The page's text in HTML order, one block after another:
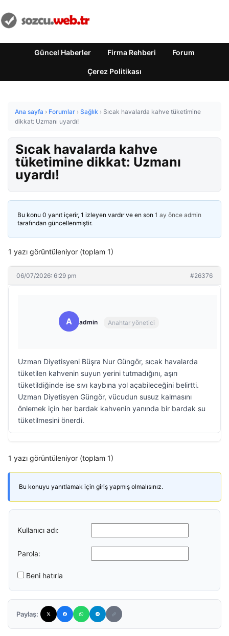
Güncel Haberler Firma Rehberi Forum
Çerez Politikası
Ana sayfa › Forumlar › Sağlık › Sıcak havalarda kahve tüketimine
dikkat: Uzmanı uyardı!
Sıcak havalarda kahve
tüketimine dikkat: Uzmanı
uyardı!
Bu konu 0 yanıt içerir, 1 izleyen vardır ve en son 1 ay önce admin
tarafından güncellenmiştir.
1 yazı görüntüleniyor (toplam 1)
06/07/2026: 6:29 pm #26376
A admin Anahtar yönetici
Uzman Diyetisyeni Büşra Nur Güngör, sıcak havalarda
tüketilen kahvenin suyun yerini tutmadığını, aşırı
tüketildiğinde ise sıvı kaybına yol açabileceğini belirtti.
Uzman Diyetisyen Güngör, vücudun susuz kalmasını
önlemek için her bardak kahvenin yanında bir bardak su
tüketilmesini önerdi.
1 yazı görüntüleniyor (toplam 1)
Bu konuyu yanıtlamak için giriş yapmış olmalısınız.
Kullanıcı adı:
Parola:
Beni hatırla
Paylaş: